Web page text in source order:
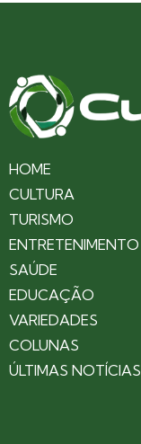
HOME
CULTURA
TURISMO
ENTRETENIMENTO
SAÚDE
EDUCAÇÃO
VARIEDADES
COLUNAS
ÚLTIMAS NOTÍCIAS